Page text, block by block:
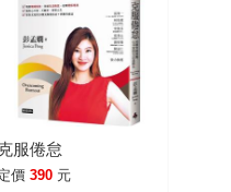
如還學過珠寶鑑定、品
業攻讀EMBA，如此廣泛學
只有活一次，我對於任何
，我都有興趣探索學
己。 在別人眼中是光鮮亮
服倦怠
價 390 元